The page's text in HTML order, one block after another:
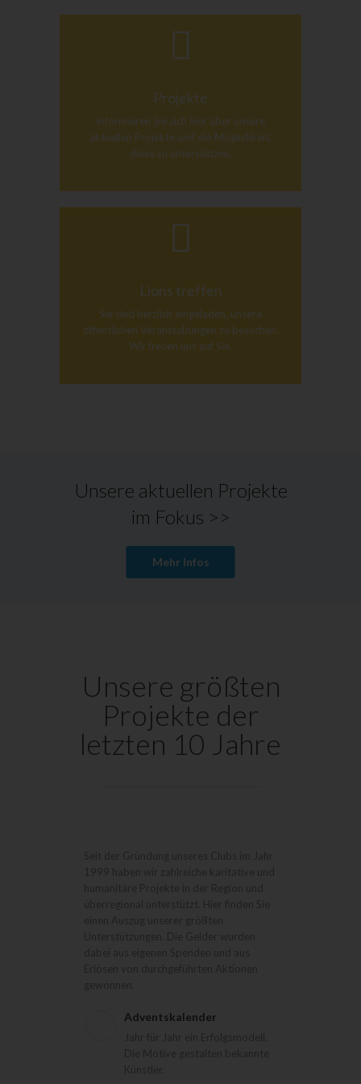
Projekte
Informieren Sie sich hier über unsere
aktuellen Projekte und die Möglichkeit,
diese zu unterstützen.
Lions treffen
Sie sind herzlich eingeladen, unsere
öffentlichen Veranstaltungen zu besuchen.
Wir freuen uns auf Sie.
Unsere aktuellen Projekte
im Fokus >>
Mehr Infos
Unsere größten
Projekte der
letzten 10 Jahre
Adventskalender